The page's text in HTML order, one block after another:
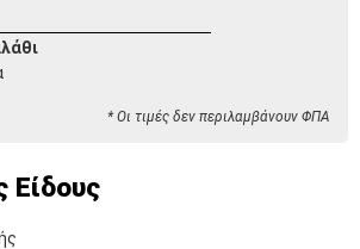
* Οι τιμές δεν περιλαμβάνουν ΦΠΑ
Είδους